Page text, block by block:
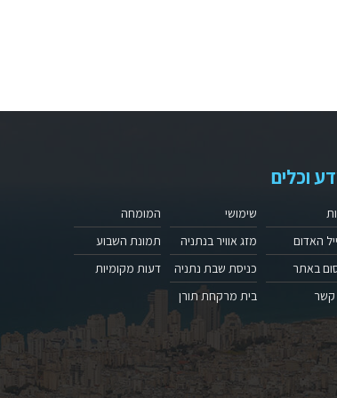
וכלים
האדום
באתר
קשר
שימושי
מזג אוויר בנתניה
כניסת שבת נתניה
בית מרקחת תורן
המומחה
תמונת השבוע
דעות מקומיות